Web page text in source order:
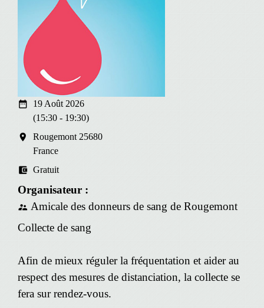
date_range
19 Août 2026
(15:30 - 19:30)
room
Rougemont 25680
France
account_balance_wallet Gratuit
Organisateur :
supervisor_account Amicale des donneurs de sang de Rougemont
Collecte de sang
Afin de mieux réguler la fréquentation et aider au
respect des mesures de distanciation, la collecte se
fera sur rendez-vous.